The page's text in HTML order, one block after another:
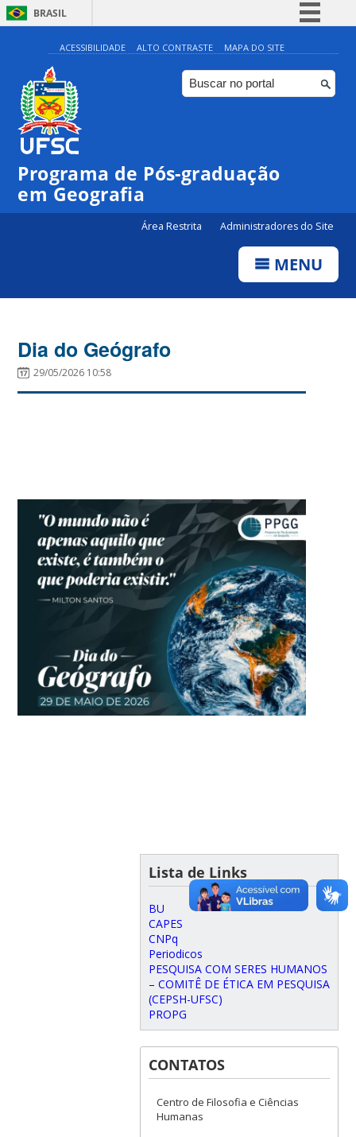
BRASIL
Simplifique!
Comunica BR
Participe
Canais
ACESSIBILIDADE ALTO CONTRASTE MAPA DO SITE
Programa de Pós-graduação
em Geografia
Área Restrita Administradores do Site
MENU
Dia do Geógrafo
29/05/2026 10:58
Lista de Links
BU
CAPES
CNPq
Periodicos
PESQUISA COM SERES HUMANOS
– COMITÊ DE ÉTICA EM PESQUISA
(CEPSH-UFSC)
PROPG
CONTATOS
Centro de Filosofia e Ciências
Humanas